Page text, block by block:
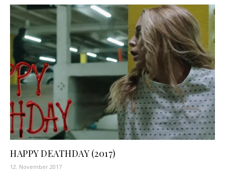
HAPPY DEATHDAY (2017)
12. November 2017